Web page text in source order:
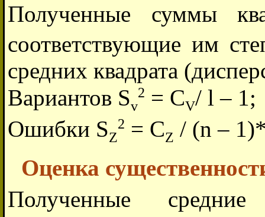
Полученные суммы
соответствующие им
средних квадрата
Вариантов Sv
2 = CV/ l – 1;
Ошибки SZ
2 = CZ / (n –
Оценка
Полученные